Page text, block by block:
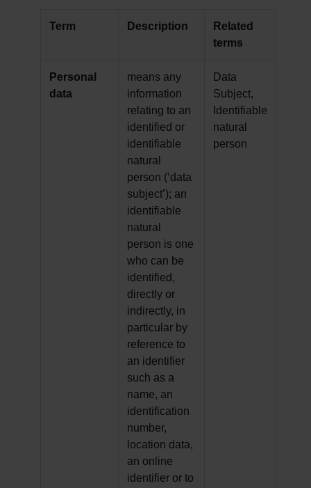
Term Description
Related
terms
Personal
data
means any
information
relating to an
identified or
identifiable
natural
person (‘data
subject’); an
identifiable
natural
person is one
who can be
identified,
directly or
indirectly, in
particular by
reference to
an identifier
such as a
name, an
identification
number,
location data,
an online
identifier or to
Data
Subject,
Identifiable
natural
person